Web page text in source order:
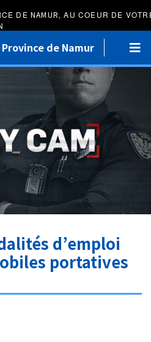
DE NAMUR, AU COEUR DE
de Namur
d’emploi
portatives